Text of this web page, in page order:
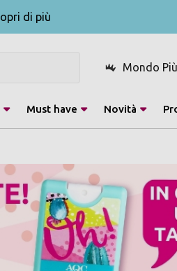
di più
Mondo
Must have Novità